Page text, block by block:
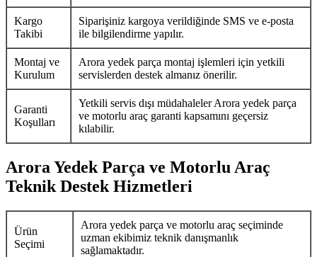
Kargo
Takibi
Siparişiniz kargoya verildiğinde SMS ve e-posta
ile bilgilendirme yapılır.
Montaj ve
Kurulum
Arora yedek parça montaj işlemleri için yetkili
servislerden destek almanız önerilir.
Garanti
Koşulları
Yetkili servis dışı müdahaleler Arora yedek parça
ve motorlu araç garanti kapsamını geçersiz
kılabilir.
Arora Yedek Parça ve Motorlu Araç
Teknik Destek Hizmetleri
Ürün
Seçimi
Arora yedek parça ve motorlu araç seçiminde
uzman ekibimiz teknik danışmanlık
sağlamaktadır.